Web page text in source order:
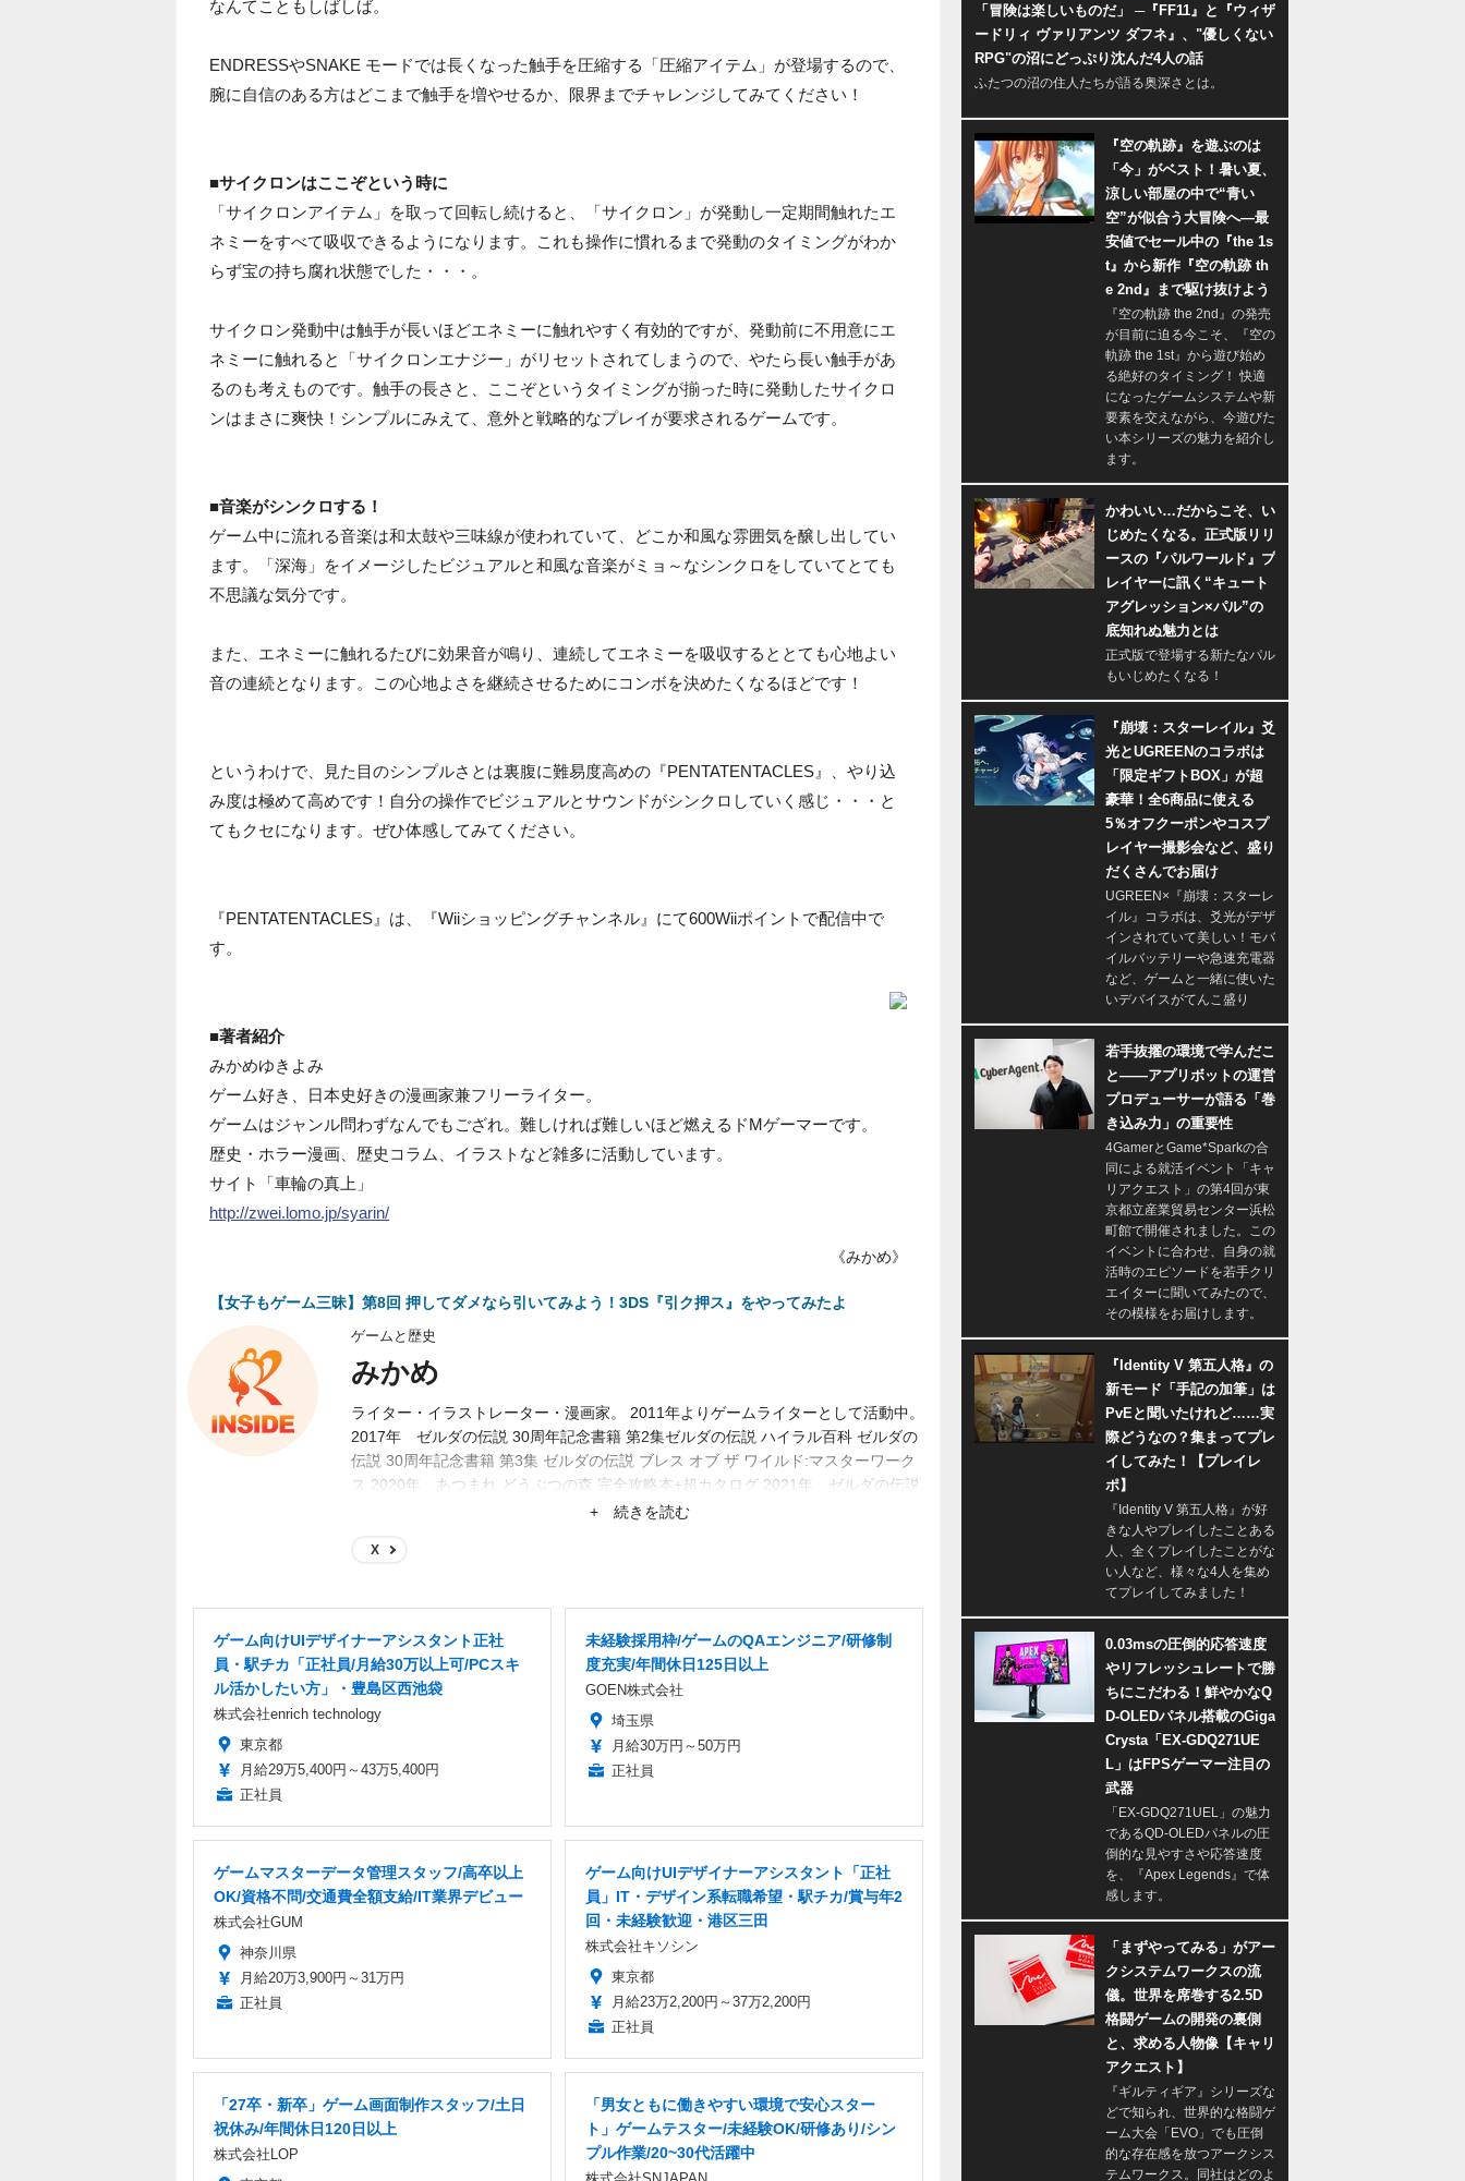
なんてこともしばしば。
ENDRESSやSNAKE モードでは長くなった触手を圧縮する「圧縮アイテム」が登場するので、
腕に自信のある方はどこまで触手を増やせるか、限界までチャレンジしてみてください！
■サイクロンはここぞという時に
「サイクロンアイテム」を取って回転し続けると、「サイクロン」が発動し一定期間触れたエ
ネミーをすべて吸収できるようになります。これも操作に慣れるまで発動のタイミングがわか
らず宝の持ち腐れ状態でした・・・。
サイクロン発動中は触手が長いほどエネミーに触れやすく有効的ですが、発動前に不用意にエ
ネミーに触れると「サイクロンエナジー」がリセットされてしまうので、やたら長い触手があ
るのも考えものです。触手の長さと、ここぞというタイミングが揃った時に発動したサイクロ
ンはまさに爽快！シンプルにみえて、意外と戦略的なプレイが要求されるゲームです。
■音楽がシンクロする！
ゲーム中に流れる音楽は和太鼓や三味線が使われていて、どこか和風な雰囲気を醸し出してい
ます。「深海」をイメージしたビジュアルと和風な音楽がミョ～なシンクロをしていてとても
不思議な気分です。
また、エネミーに触れるたびに効果音が鳴り、連続してエネミーを吸収するととても心地よい
音の連続となります。この心地よさを継続させるためにコンボを決めたくなるほどです！
というわけで、見た目のシンプルさとは裏腹に難易度高めの『PENTATENTACLES』、やり込
み度は極めて高めです！自分の操作でビジュアルとサウンドがシンクロしていく感じ・・・と
てもクセになります。ぜひ体感してみてください。
『PENTATENTACLES』は、『Wiiショッピングチャンネル』にて600Wiiポイントで配信中で
す。
■著者紹介
みかめゆきよみ
ゲーム好き、日本史好きの漫画家兼フリーライター。
ゲームはジャンル問わずなんでもござれ。難しければ難しいほど燃えるドMゲーマーです。
歴史・ホラー漫画、歴史コラム、イラストなど雑多に活動しています。
サイト「車輪の真上」
http://zwei.lomo.jp/syarin/
《みかめ》
【女子もゲーム三昧】第8回 押してダメなら引いてみよう！3DS『引ク押ス』をやってみたよ
ゲームと歴史
みかめ
ライター・イラストレーター・漫画家。 2011年よりゲームライターとして活動中。
2017年 ゼルダの伝説 30周年記念書籍 第2集ゼルダの伝説 ハイラル百科 ゼルダの
伝説 30周年記念書籍 第3集 ゼルダの伝説 ブレス オブ ザ ワイルド:マスターワーク
ス 2020年 あつまれ どうぶつの森 完全攻略本+超カタログ 2021年 ゼルダの伝説
スカイウォードソード HD 完全攻略本 2024年 ゼルダの伝説 ティアーズ オブ ザ
+ 続きを読む
X
ゲーム向けUIデザイナーアシスタント正社
員・駅チカ「正社員/月給30万以上可/PCスキ
ル活かしたい方」・豊島区西池袋
株式会社enrich technology
東京都
月給29万5,400円～43万5,400円
正社員
未経験採用枠/ゲームのQAエンジニア/研修制
度充実/年間休日125日以上
GOEN株式会社
埼玉県
月給30万円～50万円
正社員
ゲームマスターデータ管理スタッフ/高卒以上
OK/資格不問/交通費全額支給/IT業界デビュー
株式会社GUM
神奈川県
月給20万3,900円～31万円
正社員
ゲーム向けUIデザイナーアシスタント「正社
員」IT・デザイン系転職希望・駅チカ/賞与年2
回・未経験歓迎・港区三田
株式会社キソシン
東京都
月給23万2,200円～37万2,200円
正社員
「27卒・新卒」ゲーム画面制作スタッフ/土日
祝休み/年間休日120日以上
株式会社LOP
「男女ともに働きやすい環境で安心スター
ト」ゲームテスター/未経験OK/研修あり/シン
プル作業/20~30代活躍中
「冒険は楽しいものだ」 ─『FF11』と『ウィザ
ードリィ ヴァリアンツ ダフネ』、"優しくない
RPG"の沼にどっぷり沈んだ4人の話
ふたつの沼の住人たちが語る奥深さとは。
『空の軌跡』を遊ぶのは
「今」がベスト！暑い夏、
涼しい部屋の中で“青い
空”が似合う大冒険へ―最
安値でセール中の『the 1s
t』から新作『空の軌跡 th
e 2nd』まで駆け抜けよう
『空の軌跡 the 2nd』の発売
が目前に迫る今こそ、『空の
軌跡 the 1st』から遊び始め
る絶好のタイミング！ 快適
になったゲームシステムや新
要素を交えながら、今遊びた
い本シリーズの魅力を紹介し
ます。
かわいい…だからこそ、い
じめたくなる。正式版リリ
ースの『パルワールド』プ
レイヤーに訊く“キュート
アグレッション×パル”の
底知れぬ魅力とは
正式版で登場する新たなパル
もいじめたくなる！
『崩壊：スターレイル』爻
光とUGREENのコラボは
「限定ギフトBOX」が超
豪華！全6商品に使える
5％オフクーポンやコスプ
レイヤー撮影会など、盛り
だくさんでお届け
UGREEN×『崩壊：スターレ
イル』コラボは、爻光がデザ
インされていて美しい！モバ
イルバッテリーや急速充電器
など、ゲームと一緒に使いた
いデバイスがてんこ盛り
若手抜擢の環境で学んだこ
と――アプリボットの運営
プロデューサーが語る「巻
き込み力」の重要性
4GamerとGame*Sparkの合
同による就活イベント「キャ
リアクエスト」の第4回が東
京都立産業貿易センター浜松
町館で開催されました。この
イベントに合わせ、自身の就
活時のエピソードを若手クリ
エイターに聞いてみたので、
その模様をお届けします。
『Identity V 第五人格』の
新モード「手記の加筆」は
PvEと聞いたけれど……実
際どうなの？集まってプレ
イしてみた！【プレイレ
ポ】
『Identity V 第五人格』が好
きな人やプレイしたことある
人、全くプレイしたことがな
い人など、様々な4人を集め
てプレイしてみました！
0.03msの圧倒的応答速度
やリフレッシュレートで勝
ちにこだわる！鮮やかなQ
D-OLEDパネル搭載のGiga
Crysta「EX-GDQ271UE
L」はFPSゲーマー注目の
武器
「EX-GDQ271UEL」の魅力
であるQD-OLEDパネルの圧
倒的な見やすさや応答速度
を、『Apex Legends』で体
感します。
「まずやってみる」がアー
クシステムワークスの流
儀。世界を席巻する2.5D
格闘ゲームの開発の裏側
と、求める人物像【キャリ
アクエスト】
『ギルティギア』シリーズな
どで知られ、世界的な格闘ゲ
ーム大会「EVO」でも圧倒
的な存在感を放つアークシス
テムワークス。同社はどのよ